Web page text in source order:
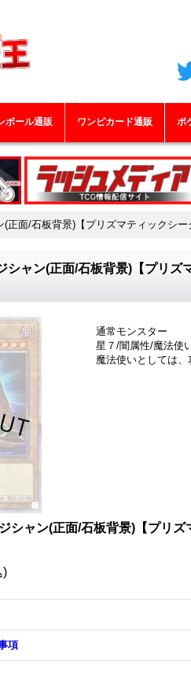
ボール通販 ワンピカード通販 ポ
(正面/石板背景)【プリズマティックシ
シャン(正面/石板背景)【プリ
通常モンスター
星７/闇属性/魔法使
魔法使いとしては、
シャン(正面/石板背景)【プリ
)
項